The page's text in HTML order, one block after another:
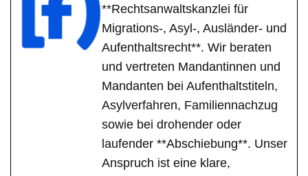
**Rechtsanwaltskanzlei für
Migrations-, Asyl-, Ausländer- und
Aufenthaltsrecht**. Wir beraten
und vertreten Mandantinnen und
Mandanten bei Aufenthaltstiteln,
Asylverfahren, Familiennachzug
sowie bei drohender oder
laufender **Abschiebung**. Unser
Anspruch ist eine klare,